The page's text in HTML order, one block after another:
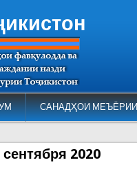
САНАДҲОИ МЕЪЁРИИ
сентября 2020